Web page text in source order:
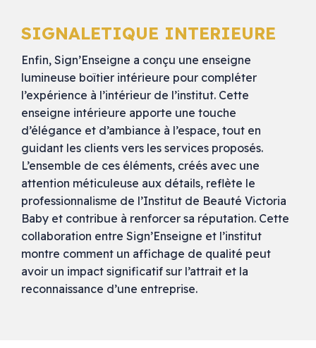
SIGNALETIQUE INTERIEURE
Enfin, Sign’Enseigne a conçu une enseigne
lumineuse boîtier intérieure pour compléter
l’expérience à l’intérieur de l’institut. Cette
enseigne intérieure apporte une touche
d’élégance et d’ambiance à l’espace, tout en
guidant les clients vers les services proposés.
L’ensemble de ces éléments, créés avec une
attention méticuleuse aux détails, reflète le
professionnalisme de l’Institut de Beauté Victoria
Baby et contribue à renforcer sa réputation. Cette
collaboration entre Sign’Enseigne et l’institut
montre comment un affichage de qualité peut
avoir un impact significatif sur l’attrait et la
reconnaissance d’une entreprise.